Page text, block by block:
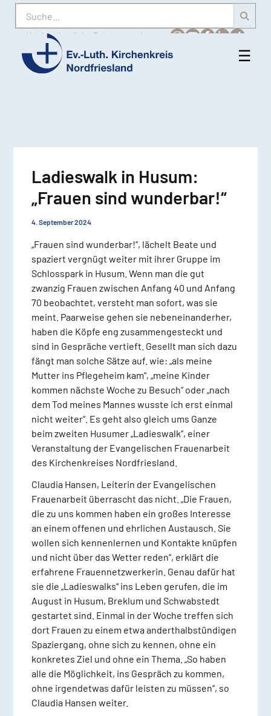
Suche
Karriere Amtliche Bekanntmachungen
Ev.-
☰
Ladieswalk in Husum:
„Frauen sind wunderbar!“
4. September 2024
„Frauen sind wunderbar!“, lächelt Beate und
spaziert vergnügt weiter mit ihrer Gruppe im
Schlosspark in Husum. Wenn man die gut
zwanzig Frauen zwischen Anfang 40 und Anfang
70 beobachtet, versteht man sofort, was sie
meint. Paarweise gehen sie nebeneinanderher,
haben die Köpfe eng zusammengesteckt und
sind in Gespräche vertieft. Gesellt man sich dazu
fängt man solche Sätze auf. wie: „als meine
Mutter ins Pflegeheim kam“, „meine Kinder
kommen nächste Woche zu Besuch“ oder „nach
dem Tod meines Mannes wusste ich erst einmal
nicht weiter“. Es geht also gleich ums Ganze
beim zweiten Husumer „Ladieswalk“, einer
Veranstaltung der Evangelischen Frauenarbeit
des Kirchenkreises Nordfriesland.
Claudia Hansen, Leiterin der Evangelischen
Frauenarbeit überrascht das nicht. „Die Frauen,
die zu uns kommen haben ein großes Interesse
an einem offenen und ehrlichen Austausch. Sie
wollen sich kennenlernen und Kontakte knüpfen
und nicht über das Wetter reden“, erklärt die
erfahrene Frauennetzwerkerin. Genau dafür hat
sie die „Ladieswalks“ ins Leben gerufen, die im
August in Husum, Breklum und Schwabstedt
gestartet sind. Einmal in der Woche treffen sich
dort Frauen zu einem etwa anderthalbstündigen
Spaziergang, ohne sich zu kennen, ohne ein
konkretes Ziel und ohne ein Thema. „So haben
alle die Möglichkeit, ins Gespräch zu kommen,
ohne irgendetwas dafür leisten zu müssen“, so
Claudia Hansen weiter.